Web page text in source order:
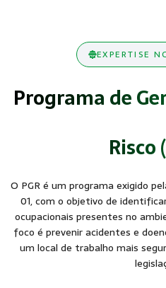
EXPERTISE
Programa de
Risco
O PGR é um programa exigido
01, com o objetivo de
ocupacionais presentes no
foco é prevenir acidentes e
um local de trabalho mais